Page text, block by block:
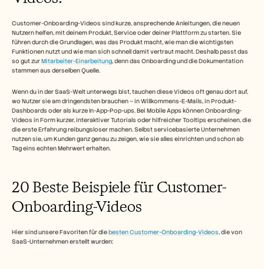
Customer-Onboarding-Videos sind kurze, ansprechende Anleitungen, die neuen
Nutzern helfen, mit deinem Produkt, Service oder deiner Plattform zu starten. Sie
führen durch die Grundlagen, was das Produkt macht, wie man die wichtigsten
Funktionen nutzt und wie man sich schnell damit vertraut macht. Deshalb passt das
so gut zur Mitarbeiter-Einarbeitung, denn das Onboarding und die Dokumentation
stammen aus derselben Quelle.
Wenn du in der SaaS-Welt unterwegs bist, tauchen diese Videos oft genau dort auf,
wo Nutzer sie am dringendsten brauchen – in Willkommens-E-Mails, in Produkt-
Dashboards oder als kurze In-App-Pop-ups. Bei Mobile Apps können Onboarding-
Videos in Form kurzer, interaktiver Tutorials oder hilfreicher Tooltips erscheinen, die
die erste Erfahrung reibungsloser machen. Selbst servicebasierte Unternehmen
nutzen sie, um Kunden ganz genau zu zeigen, wie sie alles einrichten und schon ab
Tag eins echten Mehrwert erhalten.
20 Beste Beispiele für Customer-
Onboarding-Videos
Hier sind unsere Favoriten für die besten Customer-Onboarding-Videos, die von
SaaS-Unternehmen erstellt wurden:
Demo buchen
Kostenlose Testversion starten